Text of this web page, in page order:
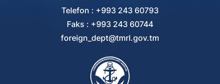
Telefon : +993 243 60793
Faks : +993 243 60744
foreign_dept@tmrl.gov.tm